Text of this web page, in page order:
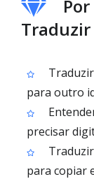
Traduzir
para outro
precisar
para copiar